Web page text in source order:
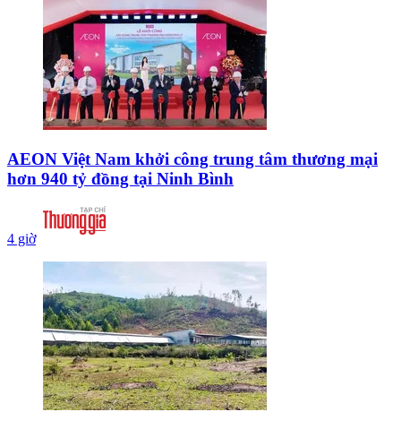
AEON Việt Nam khởi công trung tâm thương mại
hơn 940 tỷ đồng tại Ninh Bình
4 giờ